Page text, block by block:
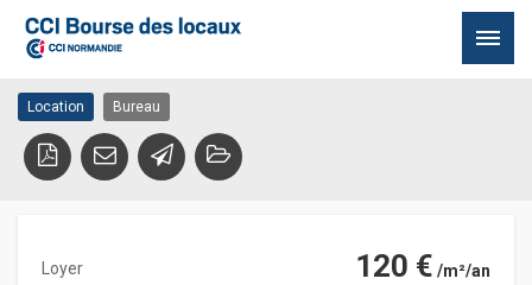
contenu
CENTRE
76600 LE HAVRE
Location Bureau
Loyer 120 € /m²/an